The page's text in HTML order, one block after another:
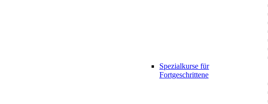
Spezialkurse für
Fortgeschrittene